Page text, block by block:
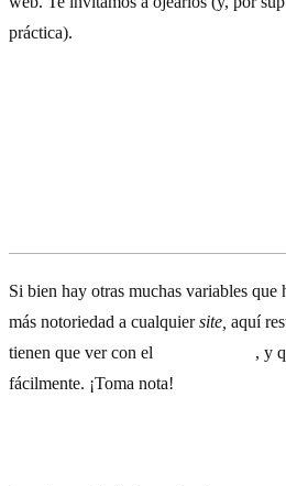
práctica).
Si bien hay otras muchas variables que
más notoriedad a cualquiersite, aquí
tienen que ver con el
, y
fácilmente. ¡Toma nota!